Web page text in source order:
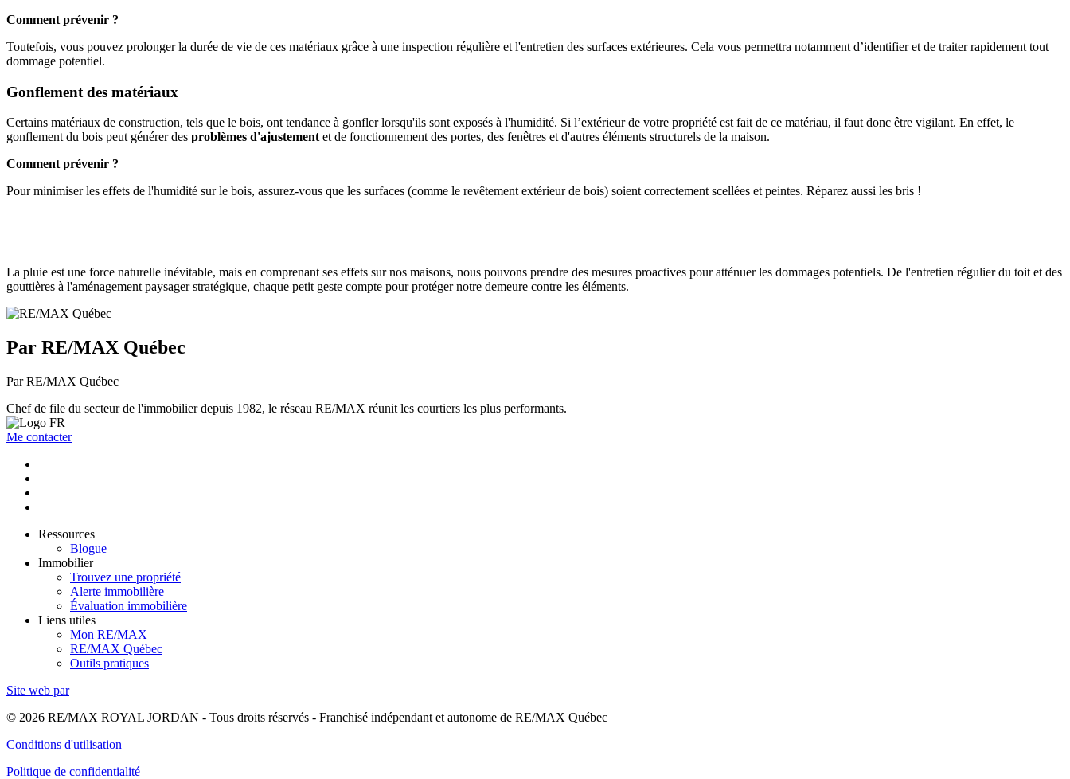
Comment prévenir ?
Toutefois, vous pouvez prolonger la durée de vie de ces matériaux grâce à une inspection régulière et l'entretien des surfaces extérieures. Cela vous permettra notamment d’identifier et de traiter rapidement tout
dommage potentiel.
Gonflement des matériaux
Certains matériaux de construction, tels que le bois, ont tendance à gonfler lorsqu'ils sont exposés à l'humidité. Si l’extérieur de votre propriété est fait de ce matériau, il faut donc être vigilant. En effet, le
gonflement du bois peut générer des problèmes d'ajustement et de fonctionnement des portes, des fenêtres et d'autres éléments structurels de la maison.
Comment prévenir ?
Pour minimiser les effets de l'humidité sur le bois, assurez-vous que les surfaces (comme le revêtement extérieur de bois) soient correctement scellées et peintes. Réparez aussi les bris !
La pluie est une force naturelle inévitable, mais en comprenant ses effets sur nos maisons, nous pouvons prendre des mesures proactives pour atténuer les dommages potentiels. De l'entretien régulier du toit et des
gouttières à l'aménagement paysager stratégique, chaque petit geste compte pour protéger notre demeure contre les éléments.
Par RE/MAX Québec
Par RE/MAX Québec
Chef de file du secteur de l'immobilier depuis 1982, le réseau RE/MAX réunit les courtiers les plus performants.
Me contacter
Ressources
Blogue
Immobilier
Trouvez une propriété
Alerte immobilière
Évaluation immobilière
Liens utiles
Mon RE/MAX
RE/MAX Québec
Outils pratiques
Site web par
© 2026 RE/MAX ROYAL JORDAN - Tous droits réservés - Franchisé indépendant et autonome de RE/MAX Québec
Conditions d'utilisation
Politique de confidentialité